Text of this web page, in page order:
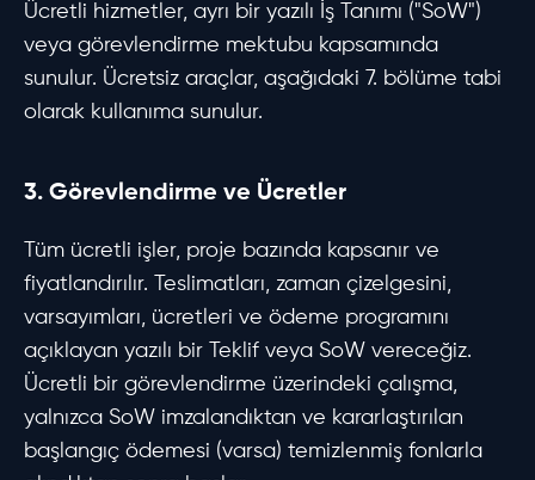
Ücretli hizmetler, ayrı bir yazılı İş Tanımı ("SoW")
veya görevlendirme mektubu kapsamında
sunulur. Ücretsiz araçlar, aşağıdaki 7. bölüme tabi
olarak kullanıma sunulur.
3. Görevlendirme ve Ücretler
Tüm ücretli işler, proje bazında kapsanır ve
fiyatlandırılır. Teslimatları, zaman çizelgesini,
varsayımları, ücretleri ve ödeme programını
açıklayan yazılı bir Teklif veya SoW vereceğiz.
Ücretli bir görevlendirme üzerindeki çalışma,
yalnızca SoW imzalandıktan ve kararlaştırılan
başlangıç ödemesi (varsa) temizlenmiş fonlarla